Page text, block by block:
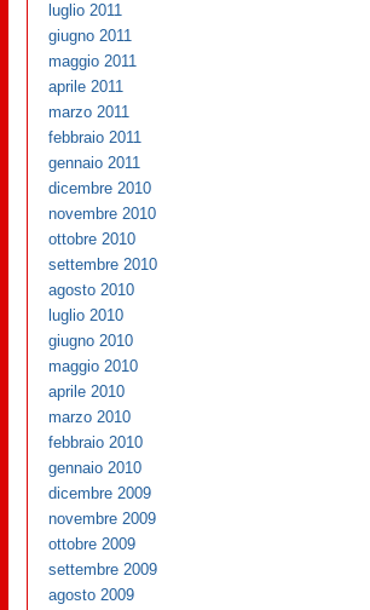
luglio 2011
giugno 2011
maggio 2011
aprile 2011
marzo 2011
febbraio 2011
gennaio 2011
dicembre 2010
novembre 2010
ottobre 2010
settembre 2010
agosto 2010
luglio 2010
giugno 2010
maggio 2010
aprile 2010
marzo 2010
febbraio 2010
gennaio 2010
dicembre 2009
novembre 2009
ottobre 2009
settembre 2009
agosto 2009